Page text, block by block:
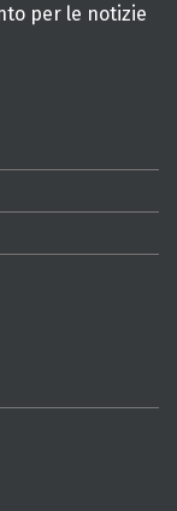
per le notizie